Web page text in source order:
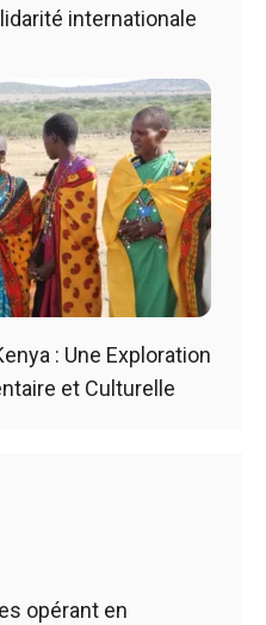
internationale
: Une Exploration
et Culturelle
opérant en